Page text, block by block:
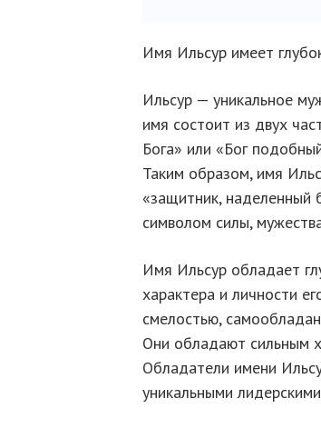
Имя Ильсур имеет
Ильсур — уникальное
имя состоит из двух
Бога» или «Бог
Таким образом, имя
«защитник, наделенный
символом силы,
Имя Ильсур обладает
характера и личности
смелостью,
Они обладают сильным
Обладатели имени
уникальными